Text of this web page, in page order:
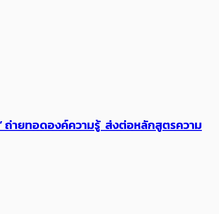
ถ่ายทอดองค์ความรู้ ส่งต่อหลักสูตรความ